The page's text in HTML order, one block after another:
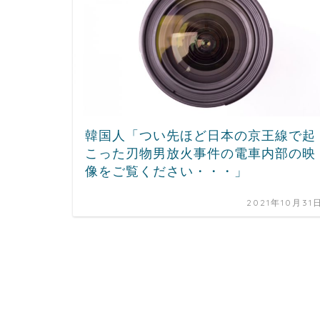
韓国人「つい先ほど日本の京王線で起
こった刃物男放火事件の電車内部の映
像をご覧ください・・・」
2021年10月31